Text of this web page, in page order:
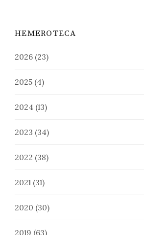
HEMEROTECA
2026 (23)
2025 (4)
2024 (13)
2023 (34)
2022 (38)
2021 (31)
2020 (30)
2019 (63)